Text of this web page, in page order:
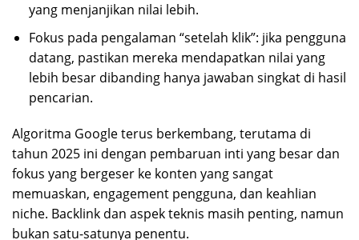
yang menjanjikan nilai lebih.
Fokus pada pengalaman “setelah klik”: jika pengguna
datang, pastikan mereka mendapatkan nilai yang
lebih besar dibanding hanya jawaban singkat di hasil
pencarian.
Algoritma Google terus berkembang, terutama di
tahun 2025 ini dengan pembaruan inti yang besar dan
fokus yang bergeser ke konten yang sangat
memuaskan, engagement pengguna, dan keahlian
niche. Backlink dan aspek teknis masih penting, namun
bukan satu-satunya penentu.